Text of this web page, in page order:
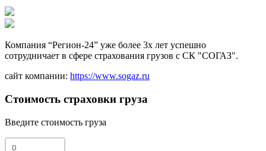
Компания “Регион-24” уже более 3х лет успешно
сотрудничает в сфере страхования грузов с СК "СОГАЗ".
сайт компании: https://www.sogaz.ru
Стоимость страховки груза
Введите стоимость груза